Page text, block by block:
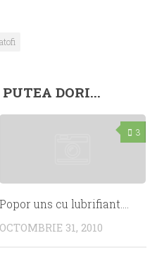
DORI...
3
Popor uns cu lubrifiant….
OCTOMBRIE 31, 2010